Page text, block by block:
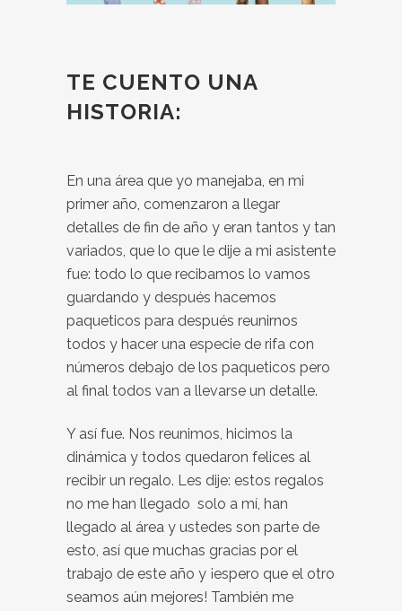
TE CUENTO UNA
HISTORIA:
En una área que yo manejaba, en mi
primer año, comenzaron a llegar
detalles de fin de año y eran tantos y tan
variados, que lo que le dije a mi asistente
fue: todo lo que recibamos lo vamos
guardando y después hacemos
paqueticos para después reunirnos
todos y hacer una especie de rifa con
números debajo de los paqueticos pero
al final todos van a llevarse un detalle.
Y así fue. Nos reunimos, hicimos la
dinámica y todos quedaron felices al
recibir un regalo. Les dije: estos regalos
no me han llegado solo a mí, han
llegado al área y ustedes son parte de
esto, así que muchas gracias por el
trabajo de este año y ¡espero que el otro
seamos aún mejores! También me